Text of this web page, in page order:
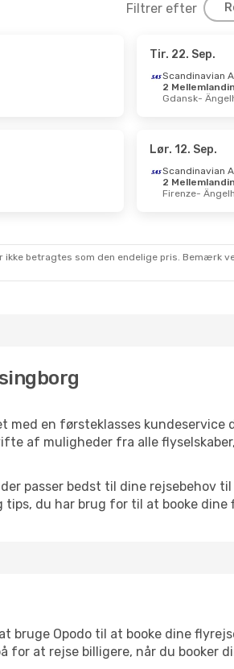
Filtrer efter
Tir. 22. Sep.
Scandinavian
2
Gdansk
Lør. 12. Sep.
Scandinavian
2
Firenze
betragtes som den endelige pris. Bemærk
med en førsteklasses kundeservice
af muligheder fra alle
passer bedst til dine rejsebehov
du har brug for til at booke
bruge Opodo til at booke dine
for at rejse billigere, når du booker